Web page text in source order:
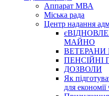
Аппарат МВА
Міська рада
Центр надання
МАЙНО
ВЕТЕРАНИ
ПЕНСІЙНІ
ДОЗВОЛИ
Як
для економії